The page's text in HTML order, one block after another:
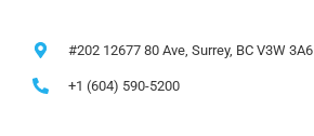
#202 12677 80 Ave, Surrey, BC V3W 3A6
+1 (604) 590-5200